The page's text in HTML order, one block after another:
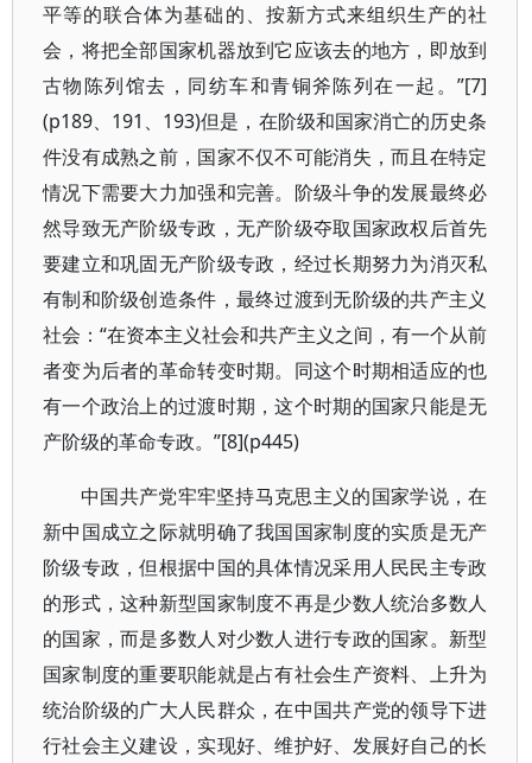
平等的联合体为基础的、按新方式来组织生产的社
会，将把全部国家机器放到它应该去的地方，即放到
古物陈列馆去，同纺车和青铜斧陈列在一起。”[7]
(p189、191、193)但是，在阶级和国家消亡的历史条
件没有成熟之前，国家不仅不可能消失，而且在特定
情况下需要大力加强和完善。阶级斗争的发展最终必
然导致无产阶级专政，无产阶级夺取国家政权后首先
要建立和巩固无产阶级专政，经过长期努力为消灭私
有制和阶级创造条件，最终过渡到无阶级的共产主义
社会：“在资本主义社会和共产主义之间，有一个从前
者变为后者的革命转变时期。同这个时期相适应的也
有一个政治上的过渡时期，这个时期的国家只能是无
产阶级的革命专政。”[8](p445)
中国共产党牢牢坚持马克思主义的国家学说，在
新中国成立之际就明确了我国国家制度的实质是无产
阶级专政，但根据中国的具体情况采用人民民主专政
的形式，这种新型国家制度不再是少数人统治多数人
的国家，而是多数人对少数人进行专政的国家。新型
国家制度的重要职能就是占有社会生产资料、上升为
统治阶级的广大人民群众，在中国共产党的领导下进
行社会主义建设，实现好、维护好、发展好自己的长